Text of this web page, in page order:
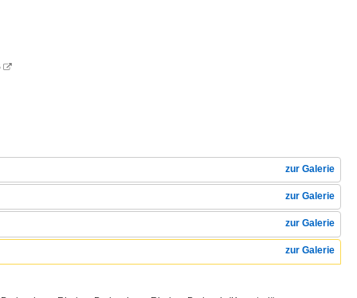

zur Galerie
zur Galerie
zur Galerie
zur Galerie